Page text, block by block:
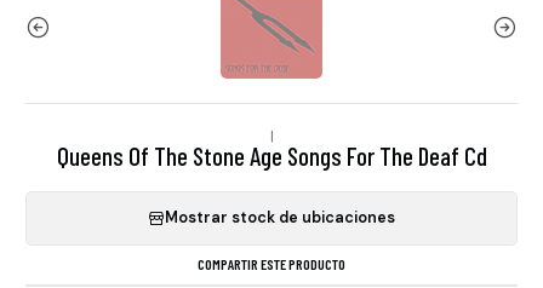
|
Queens Of The Stone Age Songs For The Deaf Cd
Mostrar stock de ubicaciones
COMPARTIR ESTE PRODUCTO